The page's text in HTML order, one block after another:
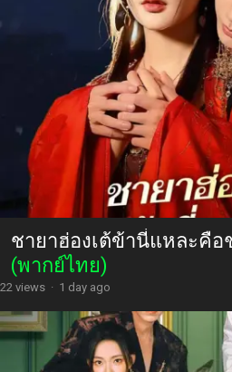
ชายาฮ่องเต้ข้านี่แหละคือ
(พากย์ไทย)
22 views · 1 day ago